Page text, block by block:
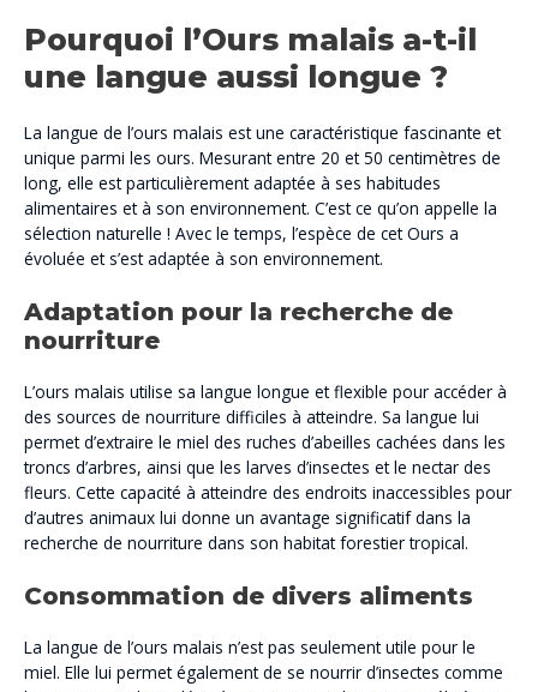
Pourquoi l’Ours malais a-t-il
une langue aussi longue ?
La langue de l’ours malais est une caractéristique fascinante et
unique parmi les ours. Mesurant entre 20 et 50 centimètres de
long, elle est particulièrement adaptée à ses habitudes
alimentaires et à son environnement. C’est ce qu’on appelle la
sélection naturelle ! Avec le temps, l’espèce de cet Ours a
évoluée et s’est adaptée à son environnement.
Adaptation pour la recherche de
nourriture
L’ours malais utilise sa langue longue et flexible pour accéder à
des sources de nourriture difficiles à atteindre. Sa langue lui
permet d’extraire le miel des ruches d’abeilles cachées dans les
troncs d’arbres, ainsi que les larves d’insectes et le nectar des
fleurs. Cette capacité à atteindre des endroits inaccessibles pour
d’autres animaux lui donne un avantage significatif dans la
recherche de nourriture dans son habitat forestier tropical​​.
Consommation de divers aliments
La langue de l’ours malais n’est pas seulement utile pour le
miel. Elle lui permet également de se nourrir d’insectes comme